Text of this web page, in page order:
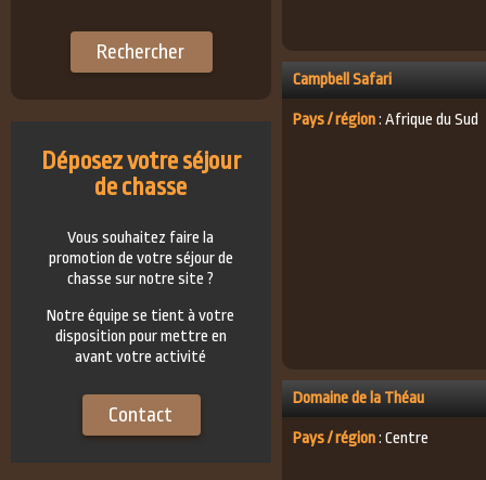
Rechercher
Déposez votre séjour
de chasse
Vous souhaitez faire la
promotion de votre séjour de
chasse sur notre site ?
Notre équipe se tient à votre
disposition pour mettre en
avant votre activité
Contact
Campbell Safari
Pays / région: Afrique du Sud
Domaine de la Théau
Pays / région: Centre